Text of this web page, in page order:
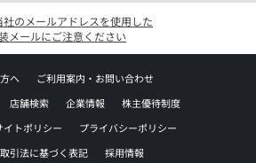
社のメールアドレスを使用した
メールにご注意ください
へ
ご利用案内・お問い合わせ
店舗検索 企業情報
株主優待制度
イトポリシー
プライバシーポリシー
引法に基づく表記
採用情報